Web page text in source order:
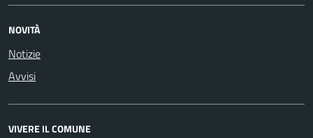
NOVITÀ
Notizie
Avvisi
VIVERE IL COMUNE